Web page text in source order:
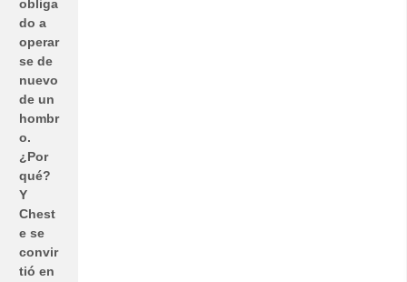
obliga
do a
operar
se de
nuevo
de un
hombr
o.
¿Por
qué?
Y
Chest
e se
convir
tió en